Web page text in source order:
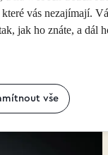
vás nezajímají.
jak ho znáte, a dál
vše